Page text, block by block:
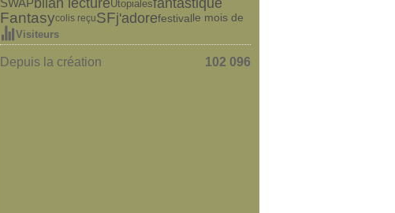
SWAP Utopiales
Fantasycolis reçuSFj'adorefestivalle mois de
Visiteurs
Depuis la création 102 096